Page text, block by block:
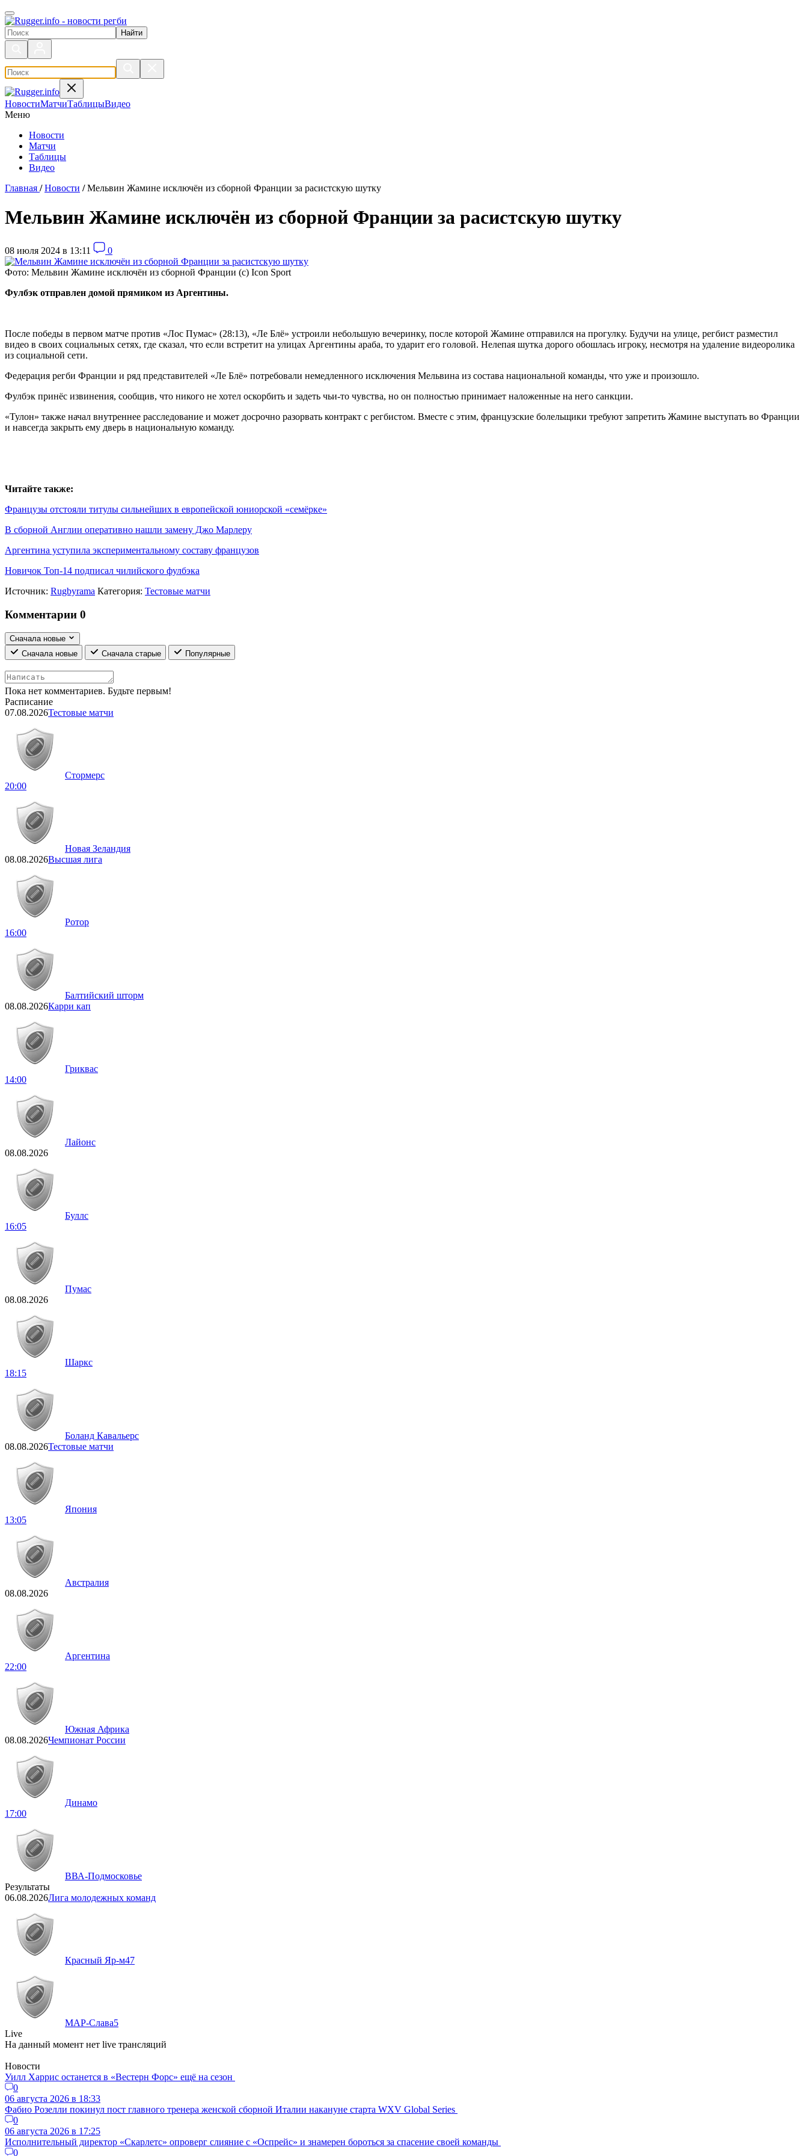
Поиск по сайту
НовостиМатчиТаблицыВидео
Меню
Новости
Матчи
Таблицы
Видео
Главная / Новости / Мельвин Жамине исключён из сборной Франции за расистскую шутку
Мельвин Жамине исключён из сборной Франции за расистскую шутку
08 июля 2024 в 13:11 0
Фото: Мельвин Жамине исключён из сборной Франции (с) Icon Sport
Фулбэк отправлен домой прямиком из Аргентины.
После победы в первом матче против «Лос Пумас» (28:13), «Ле Блё» устроили небольшую вечеринку, после которой Жамине отправился на прогулку. Будучи на улице, регбист разместил
видео в своих социальных сетях, где сказал, что если встретит на улицах Аргентины араба, то ударит его головой. Нелепая шутка дорого обошлась игроку, несмотря на удаление видеоролика
из социальной сети.
Федерация регби Франции и ряд представителей «Ле Блё» потребовали немедленного исключения Мельвина из состава национальной команды, что уже и произошло.
Фулбэк принёс извинения, сообщив, что никого не хотел оскорбить и задеть чьи-то чувства, но он полностью принимает наложенные на него санкции.
«Тулон» также начал внутреннее расследование и может досрочно разорвать контракт с регбистом. Вместе с этим, французские болельщики требуют запретить Жамине выступать во Франции
и навсегда закрыть ему дверь в национальную команду.
Читайте также:
Французы отстояли титулы сильнейших в европейской юниорской «семёрке»
В сборной Англии оперативно нашли замену Джо Марлеру
Аргентина уступила экспериментальному составу французов
Новичок Топ-14 подписал чилийского фулбэка
Источник: Rugbyrama Категория: Тестовые матчи
Комментарии 0
Сначала новые
Сначала новые
Сначала старые Популярные
Пока нет комментариев. Будьте первым!
Расписание
07.08.2026Тестовые матчи
Стормерс
20:00
Новая Зеландия
08.08.2026Высшая лига
Ротор
16:00
Балтийский шторм
08.08.2026Карри кап
Гриквас
14:00
Лайонс
08.08.2026
Буллс
16:05
Пумас
08.08.2026
Шаркс
18:15
Боланд Кавальерс
08.08.2026Тестовые матчи
Япония
13:05
Австралия
08.08.2026
Аргентина
22:00
Южная Африка
08.08.2026Чемпионат России
Динамо
17:00
ВВА-Подмосковье
Результаты
06.08.2026Лига молодежных команд
Красный Яр-м47
МАР-Слава5
Live
На данный момент нет live трансляций
Новости
Уилл Харрис останется в «Вестерн Форс» ещё на сезон
0
06 августа 2026 в 18:33
Фабио Розелли покинул пост главного тренера женской сборной Италии накануне старта WXV Global Series
0
06 августа 2026 в 17:25
Исполнительный директор «Скарлетс» опроверг слияние с «Оспрейс» и знамерен бороться за спасение своей команды
0